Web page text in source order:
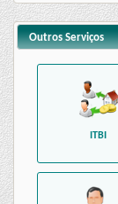
Outros Serviços
ITBI